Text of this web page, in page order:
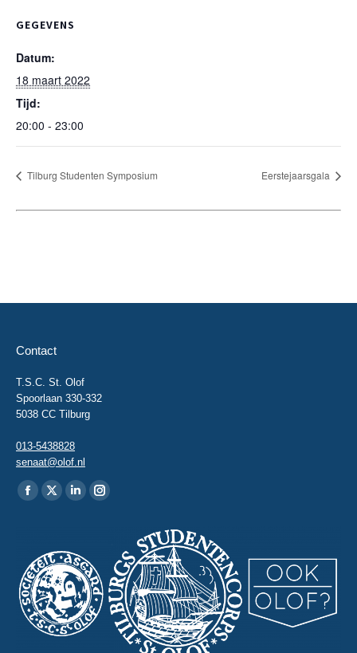
GEGEVENS
Datum:
18 maart 2022
Tijd:
20:00 - 23:00
Tilburg Studenten Symposium Eerstejaarsgala
Contact
T.S.C. St. Olof
Spoorlaan 330-332
5038 CC Tilburg
013-5438828
senaat@olof.nl
Vind ons op:
Facebook
in
new
window
X
in
new
window
Linkedin
in
new
window
Instagram
new
window